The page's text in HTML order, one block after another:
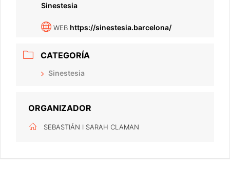
Sinestesia
WEB https://sinestesia.barcelona/
CATEGORÍA
Sinestesia
ORGANIZADOR
SEBASTIÁN I SARAH CLAMAN